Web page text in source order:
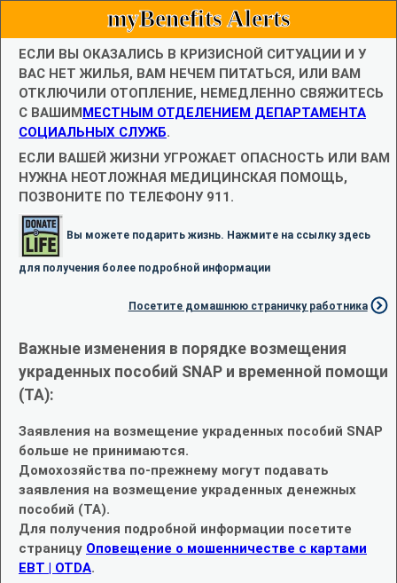
myBenefits Alerts
ЕСЛИ ВЫ ОКАЗАЛИСЬ В КРИЗИСНОЙ СИТУАЦИИ И У
ВАС НЕТ ЖИЛЬЯ, ВАМ НЕЧЕМ ПИТАТЬСЯ, ИЛИ ВАМ
ОТКЛЮЧИЛИ ОТОПЛЕНИЕ, НЕМЕДЛЕННО СВЯЖИТЕСЬ
С ВАШИММЕСТНЫМ ОТДЕЛЕНИЕМ ДЕПАРТАМЕНТА
СОЦИАЛЬНЫХ СЛУЖБ.
ЕСЛИ ВАШЕЙ ЖИЗНИ УГРОЖАЕТ ОПАСНОСТЬ ИЛИ ВАМ
НУЖНА НЕОТЛОЖНАЯ МЕДИЦИНСКАЯ ПОМОЩЬ,
ПОЗВОНИТЕ ПО ТЕЛЕФОНУ 911.
Вы можете подарить жизнь. Нажмите на ссылку здесь
для получения более подробной информации
Посетите домашнюю страничку работника
Важные изменения в порядке возмещения
украденных пособий SNAP и временной помощи
(TA):
Заявления на возмещение украденных пособий SNAP
больше не принимаются.
Домохозяйства по-прежнему могут подавать
заявления на возмещение украденных денежных
пособий (TA).
Для получения подробной информации посетите
страницу Оповещение о мошенничестве с картами
EBT | OTDA.